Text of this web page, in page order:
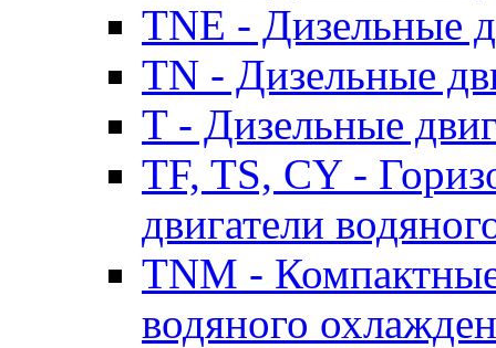
TNE - Дизельные
TN - Дизельные
T - Дизельные
TF, TS, CY -
двигатели
TNM -
водяного